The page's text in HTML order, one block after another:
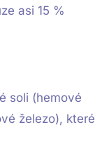
asi 15 %
soli (hemové
železo), které